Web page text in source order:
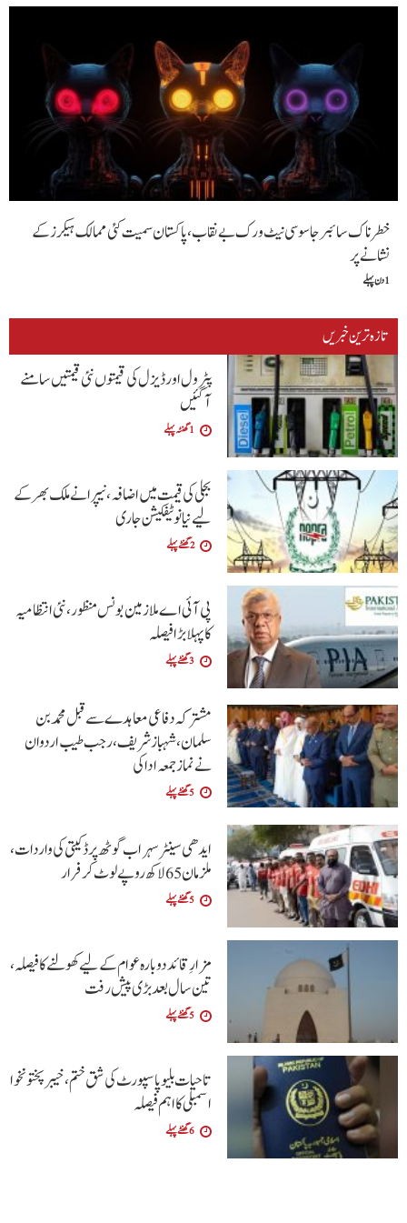
خطرناک سائبر جاسوسی نیٹ ورک بے نقاب، پاکستان سمیت کئی ممالک ہیکرز کے
نشانے پر
1 دن پہلے
تازہ ترین خبریں
پٹرول اور ڈیزل کی قیمتوں نئی قیمتیں سامنے
آگئیں
1 گھنٹہ پہلے
بجلی کی قیمت میں اضافہ، نیپرا نے ملک بھر کے
لیے نیا نوٹیفکیشن جاری
2 گھنٹے پہلے
پی آئی اے ملازمین بونس منظور، نئی انتظامیہ
کا پہلا بڑا فیصلہ
3 گھنٹے پہلے
مشترکہ دفاعی معاہدے سے قبل محمد بن
سلمان، شہباز شریف ، رجب طیب اردوان
نے نماز جمعہ ادا کی
5 گھنٹے پہلے
ایدھی سینٹر سہراب گوٹھ پر ڈکیتی کی واردات،
ملزمان 65 لاکھ روپے لوٹ کر فرار
5 گھنٹے پہلے
مزارِ قائد دوبارہ عوام کے لیے کھولنے کا فیصلہ،
تین سال بعد بڑی پیش رفت
5 گھنٹے پہلے
تاحیات بلیو پاسپورٹ کی شق ختم، خیبر پختونخوا
اسمبلی کا اہم فیصلہ
6 گھنٹے پہلے